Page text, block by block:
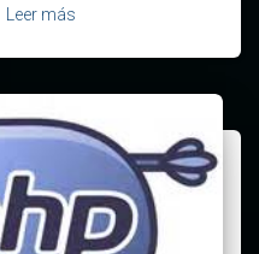
Leer más